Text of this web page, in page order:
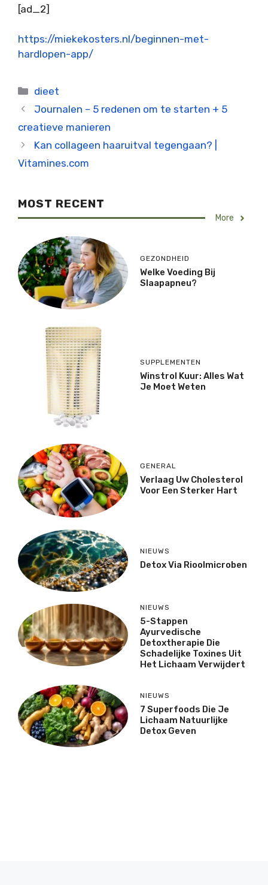
[ad_2]
https://miekekosters.nl/beginnen-met-
hardlopen-app/
Categorieën
dieet
Journalen – 5 redenen om te starten + 5
creatieve manieren
Kan collageen haaruitval tegengaan? |
Vitamines.com
MOST RECENT
More
GEZONDHEID
Welke Voeding Bij
Slaapapneu?
SUPPLEMENTEN
Winstrol Kuur: Alles Wat
Je Moet Weten
GENERAL
Verlaag Uw Cholesterol
Voor Een Sterker Hart
NIEUWS
Detox Via Rioolmicroben
NIEUWS
5-Stappen
Ayurvedische
Detoxtherapie Die
Schadelijke Toxines Uit
Het Lichaam Verwijdert
NIEUWS
7 Superfoods Die Je
Lichaam Natuurlijke
Detox Geven